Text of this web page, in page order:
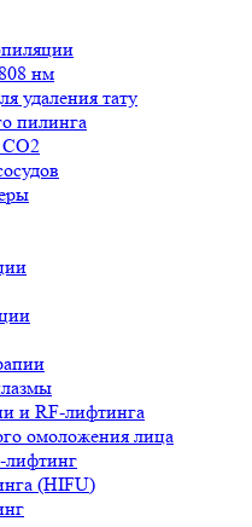
нм
удаления тату
пилинга
и RF-лифтинга
омоложения лица
лифтинг
(HIFU)